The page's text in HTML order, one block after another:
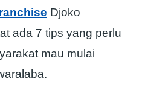
Djoko
ada 7 tips yang perlu
mau mulai